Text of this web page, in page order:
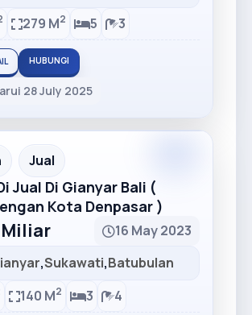
279 M2 5 3
HUBUNGI
28 July 2025
Jual
Jual Di Gianyar Bali (
Kota Denpasar )
Miliar
16 May 2023
,Sukawati,Batubulan
140 M2 3 4